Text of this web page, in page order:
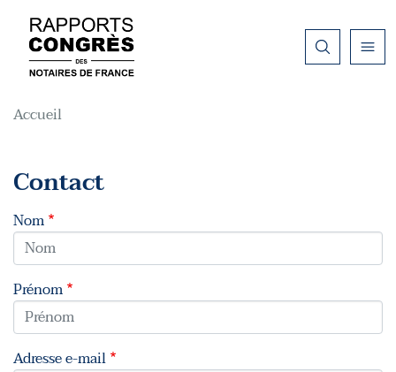
Fil d'Ariane
Accueil
Contact
Nom
Prénom
Adresse e-mail